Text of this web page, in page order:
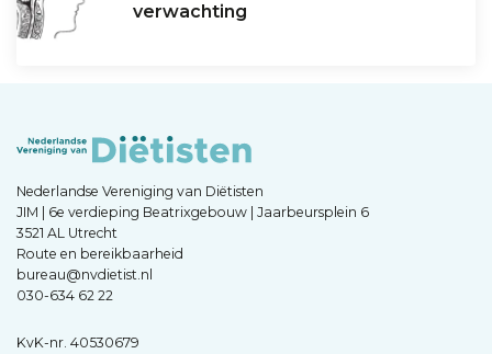
verwachting
Nederlandse Vereniging van Diëtisten
JIM | 6e verdieping Beatrixgebouw | Jaarbeursplein 6
3521 AL Utrecht
Route en bereikbaarheid
bureau@nvdietist.nl
030-634 62 22
KvK-nr. 40530679